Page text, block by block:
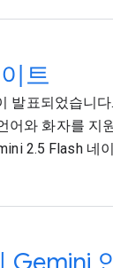
트
발표되었습니
어와 화자를 지
2.5 Flash 네